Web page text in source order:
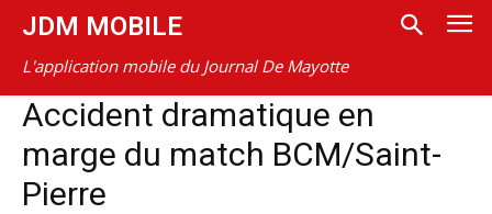
JDM MOBILE
L'application mobile du Journal De Mayotte
Accident dramatique en
marge du match BCM/Saint-
Pierre